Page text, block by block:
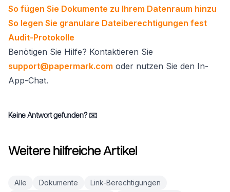
So fügen Sie Dokumente zu Ihrem Datenraum hinzu
So legen Sie granulare Dateiberechtigungen fest
Audit-Protokolle
Benötigen Sie Hilfe? Kontaktieren Sie
support@papermark.com oder nutzen Sie den In-
App-Chat.
Keine Antwort gefunden? ✉️
Weitere hilfreiche Artikel
Alle Dokumente
Link-Berechtigungen